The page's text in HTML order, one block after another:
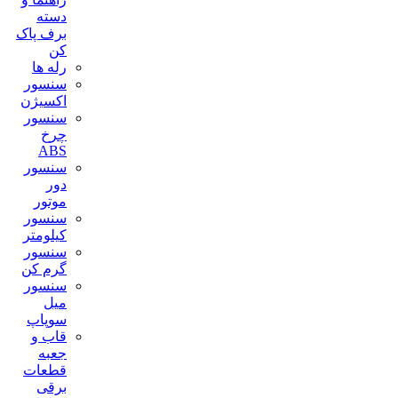
دسته
برف پاک
کن
رله ها
سنسور
اکسیژن
سنسور
چرخ
ABS
سنسور
دور
موتور
سنسور
کیلومتر
سنسور
گرم کن
سنسور
میل
سوپاپ
قاب و
جعبه
قطعات
برقی